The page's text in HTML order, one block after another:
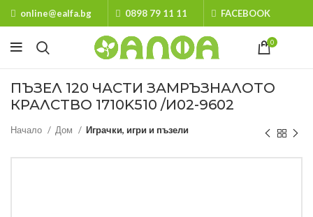
online@ealfa.bg 0898 79 11 11 FACEBOOK
0
ПЪЗЕЛ 120 ЧАСТИ ЗАМРЪЗНАЛОТО
КРАЛСТВО 1710K510 /И02-9602
Начало Дом Играчки, игри и пъзели